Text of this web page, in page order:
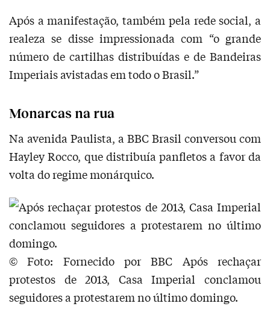
Após a manifestação, também pela rede social, a
realeza se disse impressionada com “o grande
número de cartilhas distribuídas e de Bandeiras
Imperiais avistadas em todo o Brasil.”
Monarcas na rua
Na avenida Paulista, a BBC Brasil conversou com
Hayley Rocco, que distribuía panfletos a favor da
volta do regime monárquico.
© Foto: Fornecido por BBC Após rechaçar
protestos de 2013, Casa Imperial conclamou
seguidores a protestarem no último domingo.